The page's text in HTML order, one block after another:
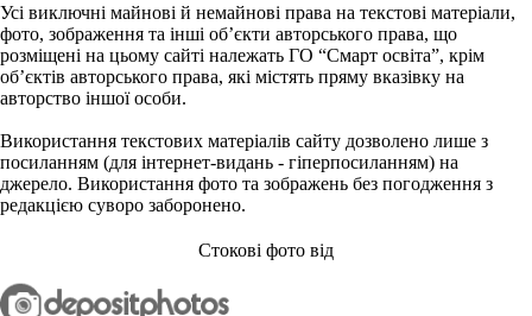
Усі виключні майнові й немайнові права на текстові матеріали,
фото, зображення та інші об’єкти авторського права, що
розміщені на цьому сайті належать ГО “Смарт освіта”, крім
об’єктів авторського права, які містять пряму вказівку на
авторство іншої особи.
Використання текстових матеріалів сайту дозволено лише з
посиланням (для інтернет-видань - гіперпосиланням) на
джерело. Використання фото та зображень без погодження з
редакцією суворо заборонено.
Стокові фото від